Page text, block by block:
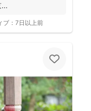
： 7日以上前